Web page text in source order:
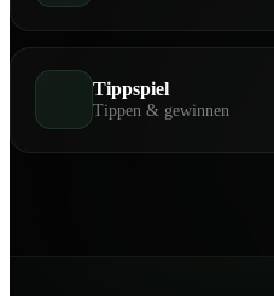
Tippspiel
Tippen & gewinnen